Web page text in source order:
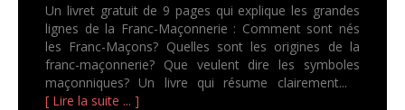
Un livret gratuit de 9 pages qui explique les grandes
lignes de la Franc-Maçonnerie : Comment sont nés
les Franc-Maçons? Quelles sont les origines de la
franc-maçonnerie? Que veulent dire les symboles
maçonniques? Un livre qui résume clairement...
[ Lire la suite ... ]